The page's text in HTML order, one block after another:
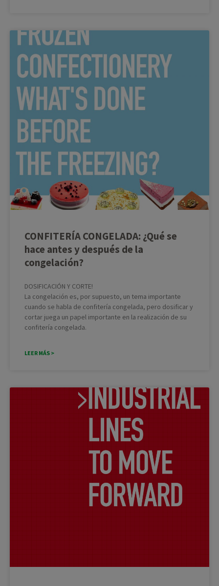
CONFITERÍA CONGELADA: ¿Qué se
hace antes y después de la
congelación?
DOSIFICACIÓN Y CORTE!
La congelación es, por supuesto, un tema importante
cuando se habla de confitería congelada, pero dosificar y
cortar juega un papel importante en la realización de su
confitería congelada.
LEER MÁS >